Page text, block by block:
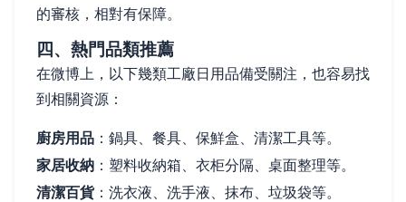
的審核，相對有保障。
四、熱門品類推薦
在微博上，以下幾類工廠日用品備受關注，也容易找
到相關資源：
廚房用品 ：鍋具、餐具、保鮮盒、清潔工具等。
家居收納 ：塑料收納箱、衣柜分隔、桌面整理等。
清潔百貨：洗衣液、洗手液、抹布、垃圾袋等。